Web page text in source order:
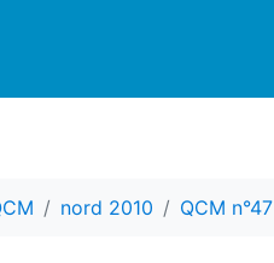
nord 2010 QCM n°47